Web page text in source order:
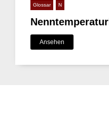
Glossar N
Ansehen